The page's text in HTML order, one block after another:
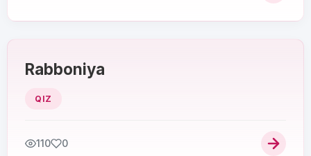
Rabboniya
QIZ
110 0